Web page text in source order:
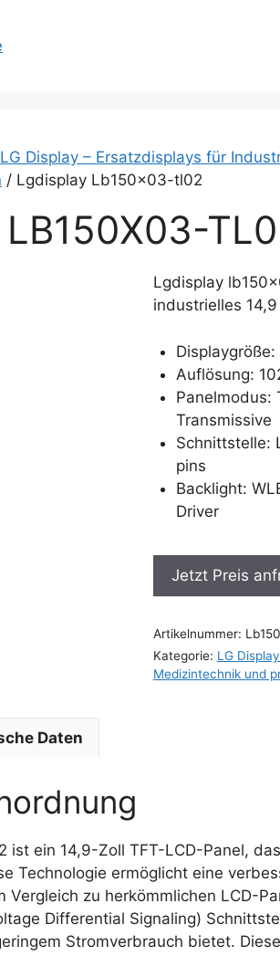
LG Display – Ersatzdisplays für
/ Lgdisplay Lb150x03-tl02
LB150X03-
Lgdisplay
industrielles
Displaygröße:
Auflösung:
Panelmodus:
Transmissive
Schnittstelle:
pins
Backlight:
Driver
Jetzt Preis
Artikelnummer:
Kategorie: LG
Medizintechnik und
Daten
ein 14,9-Zoll TFT-LCD-Panel,
Technologie ermöglicht eine
Vergleich zu herkömmlichen LCD-
Differential Signaling)
Stromverbrauch bietet.